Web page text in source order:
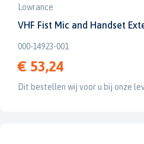
Lowrance
VHF Fist Mic and Handset
000-14923-001
€ 53,24
Dit bestellen wij voor u bij onze